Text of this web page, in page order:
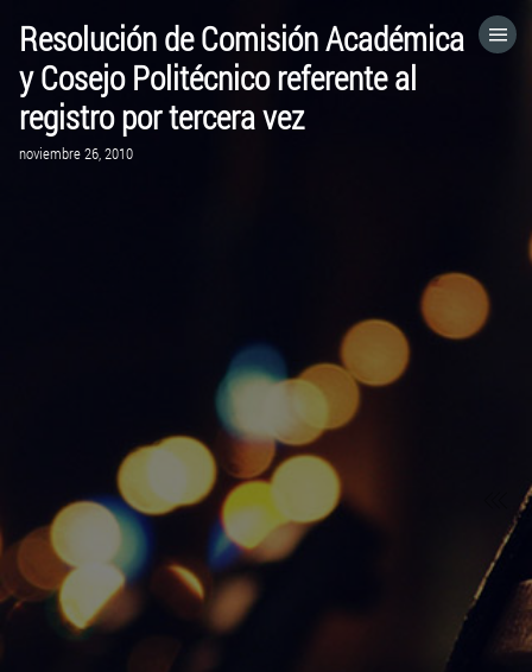
Resolución de Comisión Académica
y Cosejo Politécnico referente al
registro por tercera vez
noviembre 26, 2010
HOME
CATEGORÍAS